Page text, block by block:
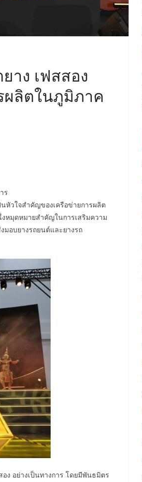
าง เฟสสอง
ผลิตในภูมิภาค
ร
หัวใจสำคัญของเครือข่ายการผลิต
งหมุดหมายสำคัญในการเสริมความ
มอบยางรถยนต์และยางรถ
ง อย่างเป็นทางการ โดยมีพันธมิตร